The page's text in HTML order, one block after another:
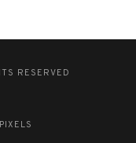
RESERVED